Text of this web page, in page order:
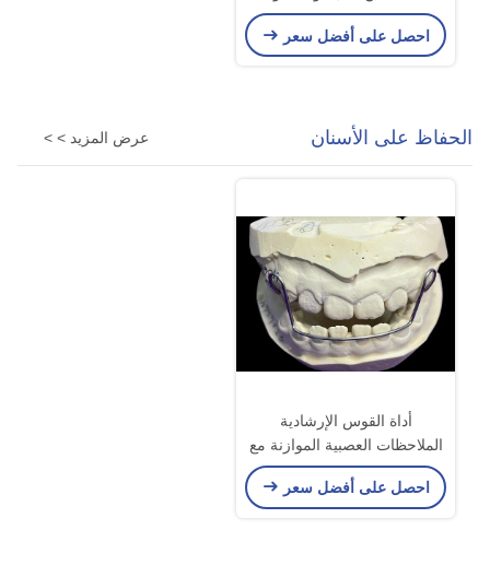
وجذابة جمالية
احصل على أفضل سعر
الحفاظ على الأسنان عرض المزيد > >
أداة القوس الإرشادية
الملاحظات العصبية الموازنة مع
الاحتفاظ الجيد
احصل على أفضل سعر